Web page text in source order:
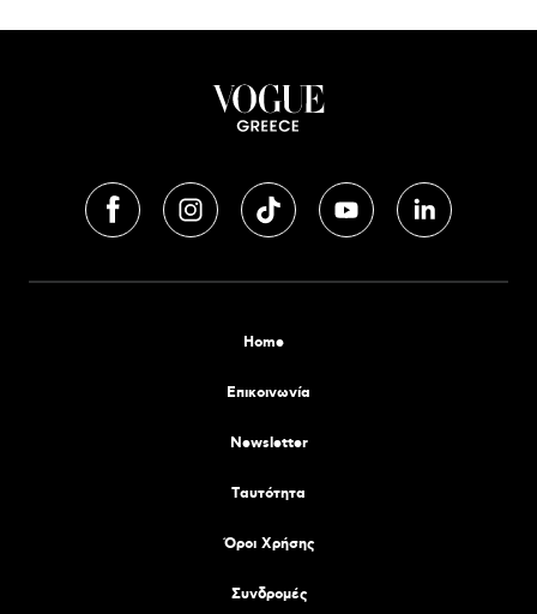
Home
Επικοινωνία
Newsletter
Tαυτότητα
Όροι Χρήσης
Συνδρομές